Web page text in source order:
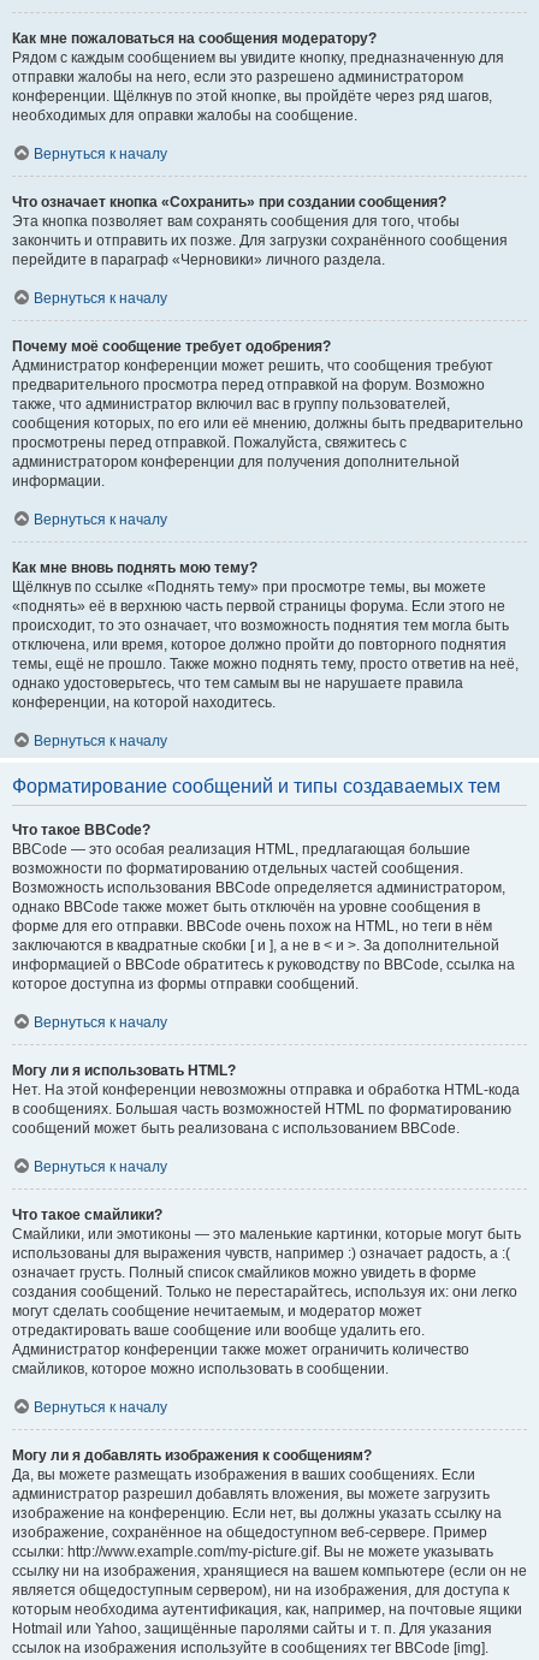
Как мне пожаловаться на сообщения модератору?
Рядом с каждым сообщением вы увидите кнопку, предназначенную для
отправки жалобы на него, если это разрешено администратором
конференции. Щёлкнув по этой кнопке, вы пройдёте через ряд шагов,
необходимых для оправки жалобы на сообщение.
Вернуться к началу
Что означает кнопка «Сохранить» при создании сообщения?
Эта кнопка позволяет вам сохранять сообщения для того, чтобы
закончить и отправить их позже. Для загрузки сохранённого сообщения
перейдите в параграф «Черновики» личного раздела.
Вернуться к началу
Почему моё сообщение требует одобрения?
Администратор конференции может решить, что сообщения требуют
предварительного просмотра перед отправкой на форум. Возможно
также, что администратор включил вас в группу пользователей,
сообщения которых, по его или её мнению, должны быть предварительно
просмотрены перед отправкой. Пожалуйста, свяжитесь с
администратором конференции для получения дополнительной
информации.
Вернуться к началу
Как мне вновь поднять мою тему?
Щёлкнув по ссылке «Поднять тему» при просмотре темы, вы можете
«поднять» её в верхнюю часть первой страницы форума. Если этого не
происходит, то это означает, что возможность поднятия тем могла быть
отключена, или время, которое должно пройти до повторного поднятия
темы, ещё не прошло. Также можно поднять тему, просто ответив на неё,
однако удостоверьтесь, что тем самым вы не нарушаете правила
конференции, на которой находитесь.
Вернуться к началу
Форматирование сообщений и типы создаваемых тем
Что такое BBCode?
BBCode — это особая реализация HTML, предлагающая большие
возможности по форматированию отдельных частей сообщения.
Возможность использования BBCode определяется администратором,
однако BBCode также может быть отключён на уровне сообщения в
форме для его отправки. BBCode очень похож на HTML, но теги в нём
заключаются в квадратные скобки [ и ], а не в < и >. За дополнительной
информацией о BBCode обратитесь к руководству по BBCode, ссылка на
которое доступна из формы отправки сообщений.
Вернуться к началу
Могу ли я использовать HTML?
Нет. На этой конференции невозможны отправка и обработка HTML-кода
в сообщениях. Большая часть возможностей HTML по форматированию
сообщений может быть реализована с использованием BBCode.
Вернуться к началу
Что такое смайлики?
Смайлики, или эмотиконы — это маленькие картинки, которые могут быть
использованы для выражения чувств, например :) означает радость, а :(
означает грусть. Полный список смайликов можно увидеть в форме
создания сообщений. Только не перестарайтесь, используя их: они легко
могут сделать сообщение нечитаемым, и модератор может
отредактировать ваше сообщение или вообще удалить его.
Администратор конференции также может ограничить количество
смайликов, которое можно использовать в сообщении.
Вернуться к началу
Могу ли я добавлять изображения к сообщениям?
Да, вы можете размещать изображения в ваших сообщениях. Если
администратор разрешил добавлять вложения, вы можете загрузить
изображение на конференцию. Если нет, вы должны указать ссылку на
изображение, сохранённое на общедоступном веб-сервере. Пример
ссылки: http://www.example.com/my-picture.gif. Вы не можете указывать
ссылку ни на изображения, хранящиеся на вашем компьютере (если он не
является общедоступным сервером), ни на изображения, для доступа к
которым необходима аутентификация, как, например, на почтовые ящики
Hotmail или Yahoo, защищённые паролями сайты и т. п. Для указания
ссылок на изображения используйте в сообщениях тег BBCode [img].